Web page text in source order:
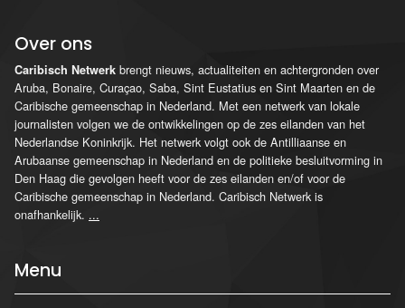
Over ons
Caribisch Netwerk brengt nieuws, actualiteiten en achtergronden over
Aruba, Bonaire, Curaçao, Saba, Sint Eustatius en Sint Maarten en de
Caribische gemeenschap in Nederland. Met een netwerk van lokale
journalisten volgen we de ontwikkelingen op de zes eilanden van het
Nederlandse Koninkrijk. Het netwerk volgt ook de Antilliaanse en
Arubaanse gemeenschap in Nederland en de politieke besluitvorming in
Den Haag die gevolgen heeft voor de zes eilanden en/of voor de
Caribische gemeenschap in Nederland. Caribisch Netwerk is
onafhankelijk. ...
Menu